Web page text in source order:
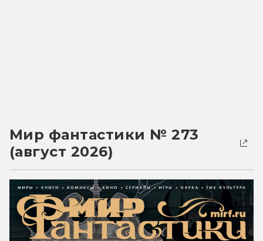
Мир фантастики № 273
(август 2026)